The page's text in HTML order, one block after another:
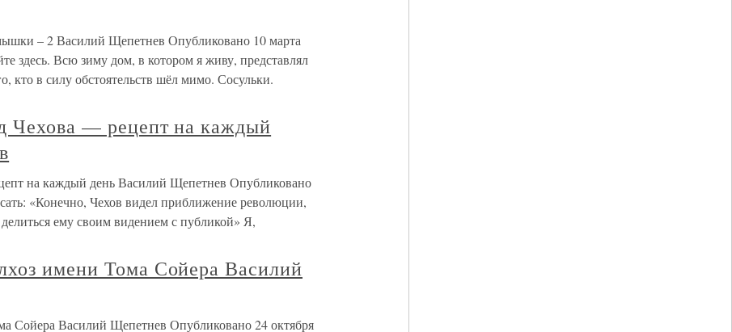
– 2 Василий Щепетнев Опубликовано 10 марта
здесь. Всю зиму дом, в котором я живу, представлял
кто в силу обстоятельств шёл мимо. Сосульки.
Чехова — рецепт на каждый
на каждый день Василий Щепетнев Опубликовано
«Конечно, Чехов видел приближение революции,
ему своим видением с публикой» Я,
имени Тома Сойера Василий
Сойера Василий Щепетнев Опубликовано 24 октября